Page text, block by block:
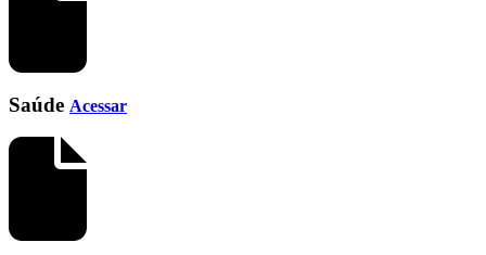
Saúde Acessar